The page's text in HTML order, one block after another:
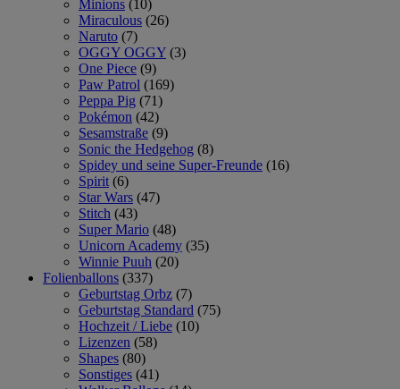
Minions (10)
Miraculous (26)
Naruto (7)
OGGY OGGY (3)
One Piece (9)
Paw Patrol (169)
Peppa Pig (71)
Pokémon (42)
Sesamstraße (9)
Sonic the Hedgehog (8)
Spidey und seine Super-Freunde (16)
Spirit (6)
Star Wars (47)
Stitch (43)
Super Mario (48)
Unicorn Academy (35)
Winnie Puuh (20)
Folienballons (337)
Geburtstag Orbz (7)
Geburtstag Standard (75)
Hochzeit / Liebe (10)
Lizenzen (58)
Shapes (80)
Sonstiges (41)